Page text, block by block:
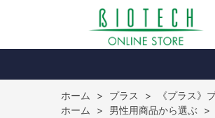
ホーム > プラス >
《プラス》
ホーム
> 男性用商品から選ぶ >